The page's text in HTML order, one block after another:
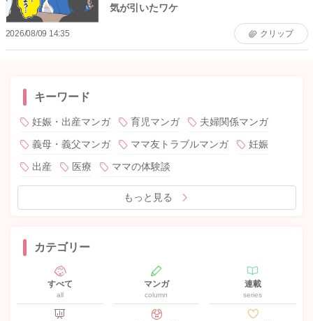
気が引いたワケ
2026/08/09 14:35 クリップ
キーワード
妊娠・出産マンガ 育児マンガ
夫婦関係マンガ
義母・義父マンガ
ママ友トラブルマンガ
妊娠
出産
医療 ママの体験談
もっと見る
カテゴリー
すべて
all
マンガ
column
連載
series